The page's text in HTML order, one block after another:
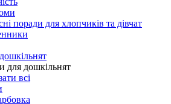
поради для хлопчиків та дівчат
для дошкільнят
всі